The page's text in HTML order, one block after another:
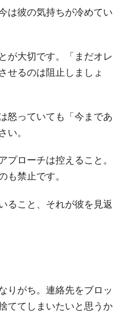
は彼の気持ちが冷めてい
が大切です。「まだオレ
せるのは阻止しましょ
怒っていても「今まであ
い。
プローチは控えること。
も禁止です。
ること、それが彼を見返
りがち。連絡先をブロッ
ててしまいたいと思うか